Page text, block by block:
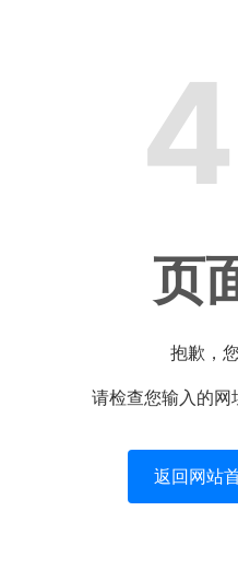
页
抱歉，
请检查您输入的
返回网站